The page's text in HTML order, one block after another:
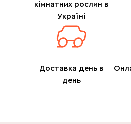
кімнатних рослин в
Україні
Доставка день в
день